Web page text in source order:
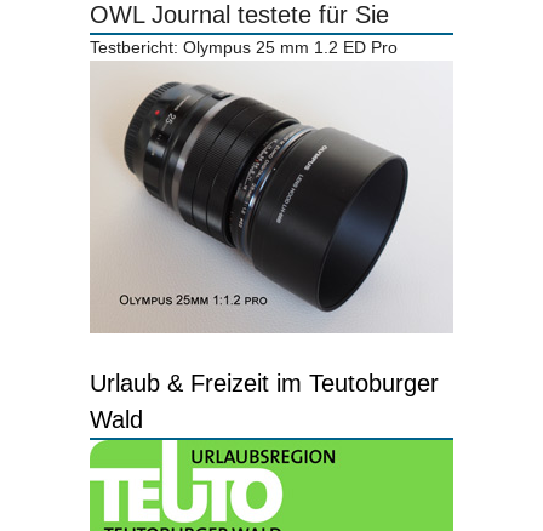
OWL Journal testete für Sie
Testbericht: Olympus 25 mm 1.2 ED Pro
Urlaub & Freizeit im Teutoburger
Wald